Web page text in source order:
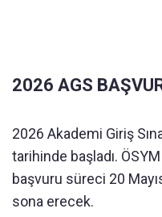
2026 AGS
2026 Akademi Giriş
tarihinde başladı.
başvuru süreci 20
sona erecek.